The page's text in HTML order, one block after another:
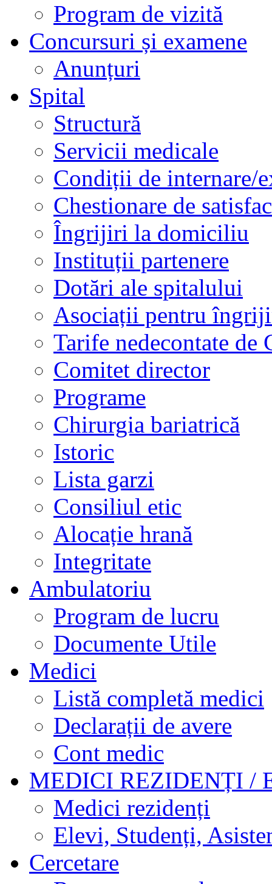
Program de vizită
Concursuri și examene
Anunțuri
Spital
Structură
Servicii medicale
Condiții de internare/
Chestionare de
Îngrijiri la domiciliu
Instituții partenere
Dotări ale spitalului
Asociații pentru
Tarife nedecontate de
Comitet director
Programe
Chirurgia bariatrică
Istoric
Lista garzi
Consiliul etic
Alocație hrană
Integritate
Ambulatoriu
Program de lucru
Documente Utile
Medici
Listă completă medici
Declarații de avere
Cont medic
MEDICI REZIDENȚI /
Medici rezidenți
Elevi, Studenți,
Cercetare